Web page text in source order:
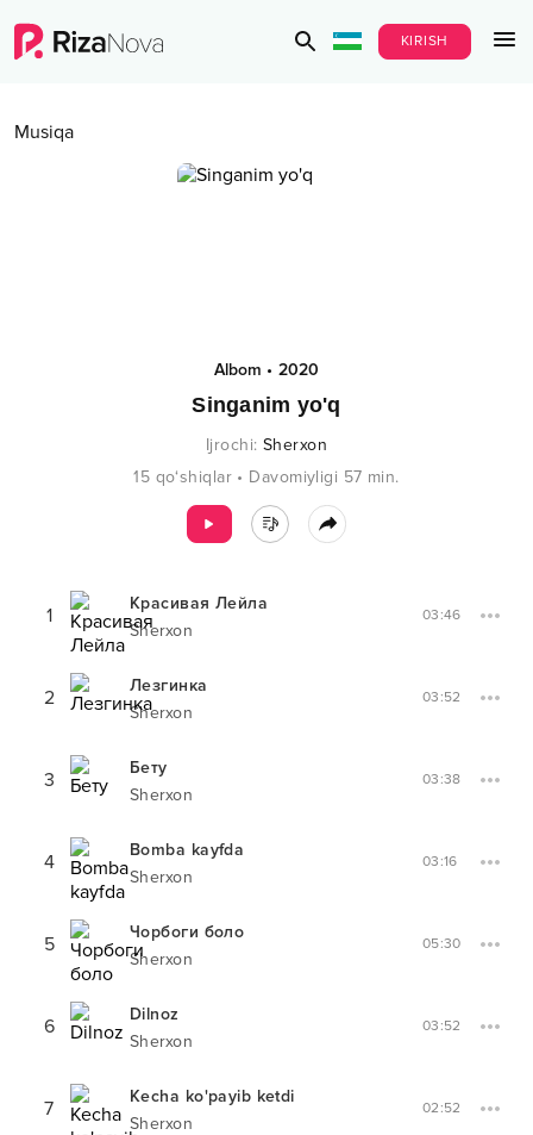
KIRISH
Musiqa
Albom • 2020
Singanim yo'q
Ijrochi: Sherxon
15 qo‘shiqlar • Davomiyligi 57 min.
1
Красивая Лейла
Sherxon
03:46
2
Лезгинка
Sherxon
03:52
3
Бету
Sherxon
03:38
4
Bomba kayfda
Sherxon
03:16
5
Чорбоги боло
Sherxon
05:30
6
Dilnoz
Sherxon
03:52
7
Kecha ko'payib ketdi
Sherxon
02:52